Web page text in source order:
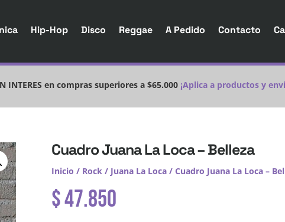
Hip-Hop Disco Reggae A Pedido Contacto
INTERES en compras superiores a $65.000 ¡Aplica a productos y
Cuadro Juana La Loca – Belleza
Inicio / Rock/ Juana La Loca/ Cuadro Juana La Loca –
$47.850